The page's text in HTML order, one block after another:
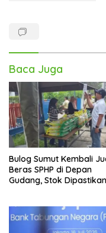
Baca Juga
Bulog Sumut Kembali
Beras SPHP di Depan
Gudang, Stok Dipastikan